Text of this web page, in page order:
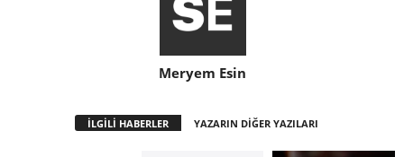
Meryem Esin
İLGİLİ HABERLER YAZARIN DİĞER YAZILARI